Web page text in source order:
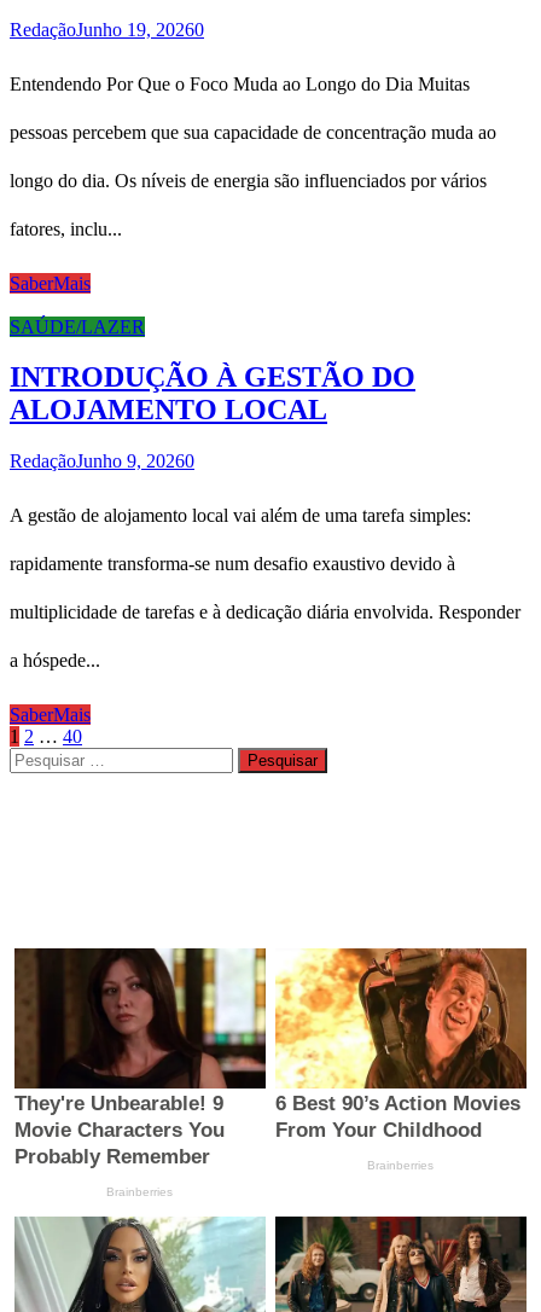
RedaçãoJunho 19, 20260
Entendendo Por Que o Foco Muda ao Longo do Dia Muitas
pessoas percebem que sua capacidade de concentração muda ao
longo do dia. Os níveis de energia são influenciados por vários
fatores, inclu...
SaberMais
SAÚDE/LAZER
INTRODUÇÃO À GESTÃO DO
ALOJAMENTO LOCAL
RedaçãoJunho 9, 20260
A gestão de alojamento local vai além de uma tarefa simples:
rapidamente transforma-se num desafio exaustivo devido à
multiplicidade de tarefas e à dedicação diária envolvida. Responder
a hóspede...
SaberMais
Paginação
dos
1 2 … 40
Pesquisar
por: